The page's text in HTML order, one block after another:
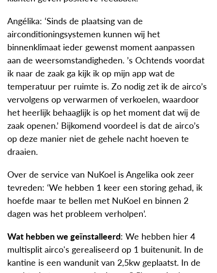
Angélika: ‘Sinds de plaatsing van de
airconditioningsystemen kunnen wij het
binnenklimaat ieder gewenst moment aanpassen
aan de weersomstandigheden. ’s Ochtends voordat
ik naar de zaak ga kijk ik op mijn app wat de
temperatuur per ruimte is. Zo nodig zet ik de airco’s
vervolgens op verwarmen of verkoelen, waardoor
het heerlijk behaaglijk is op het moment dat wij de
zaak openen.’ Bijkomend voordeel is dat de airco’s
op deze manier niet de gehele nacht hoeven te
draaien.
Over de service van NuKoel is Angelika ook zeer
tevreden: ‘We hebben 1 keer een storing gehad, ik
hoefde maar te bellen met NuKoel en binnen 2
dagen was het probleem verholpen’.
Wat hebben we geïnstalleerd: We hebben hier 4
multisplit airco's gerealiseerd op 1 buitenunit. In de
kantine is een wandunit van 2,5kw geplaatst. In de